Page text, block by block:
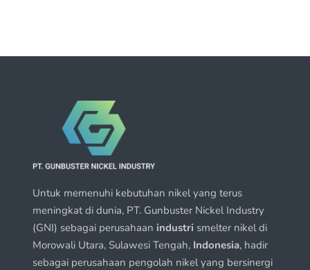
Untuk memenuhi kebutuhan nikel yang terus
meningkat di dunia, PT. Gunbuster Nickel Industry
(GNI) sebagai perusahaan industri smelter nikel di
Morowali Utara, Sulawesi Tengah, Indonesia, hadir
sebagai perusahaan pengolah nikel yang bersinergi